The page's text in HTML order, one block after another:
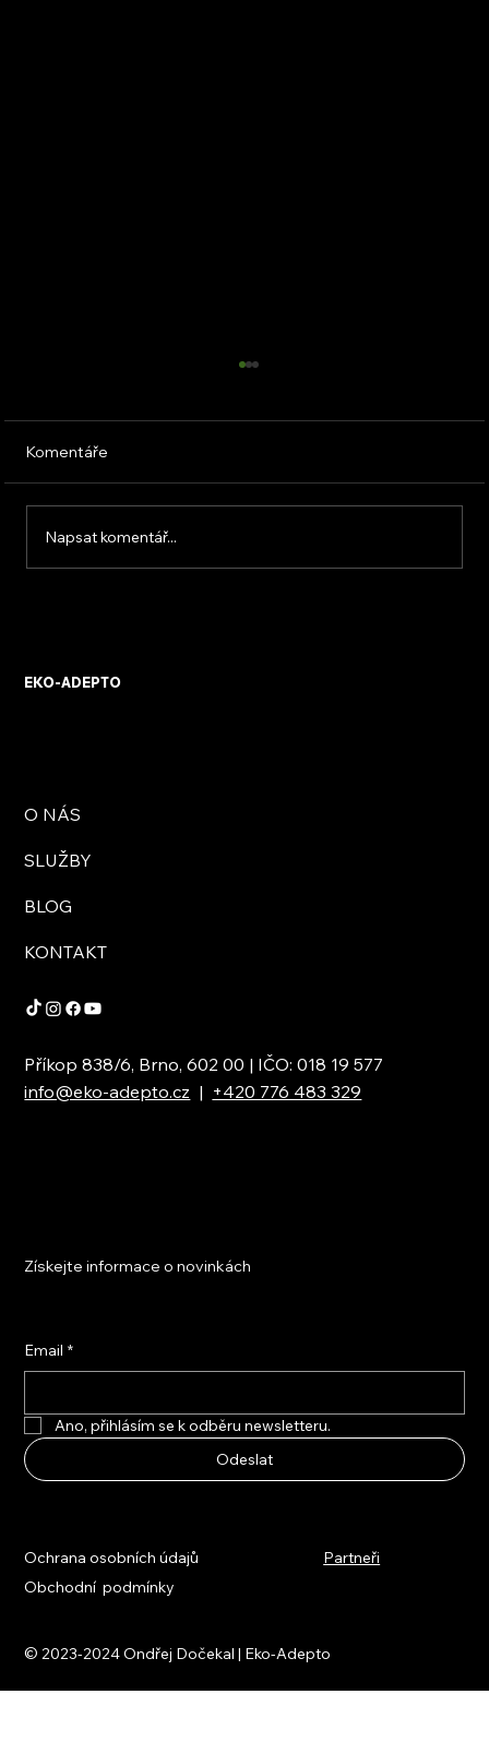
Komentáře
Napsat komentář...
EKO-ADEPTO
O NÁS
SLUŽBY
BLOG
KONTAKT
Příkop 838/6, Brno, 602 00 | IČO: 018 19 577
info@eko-adepto.cz | +420 776 483 329
Získejte informace o novinkách
Email *
Ano, přihlásím se k odběru newsletteru.
Odeslat
© 2023-2024 Ondřej Dočekal | Eko-Adepto
Ochrana osobních údajů
Obchodní podmínky
Partneři